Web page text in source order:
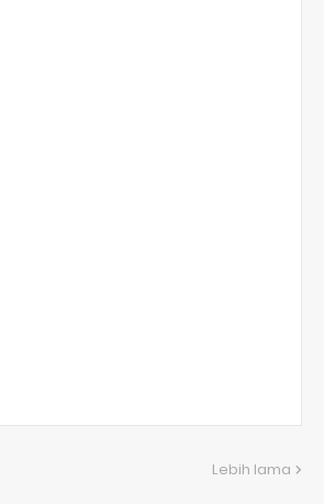
Lebih lama